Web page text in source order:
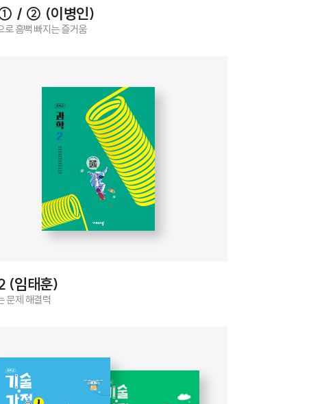
/ ② (이병인)
로 흠뻑 빠지는 즐거움
(임태훈)
문제 해결력